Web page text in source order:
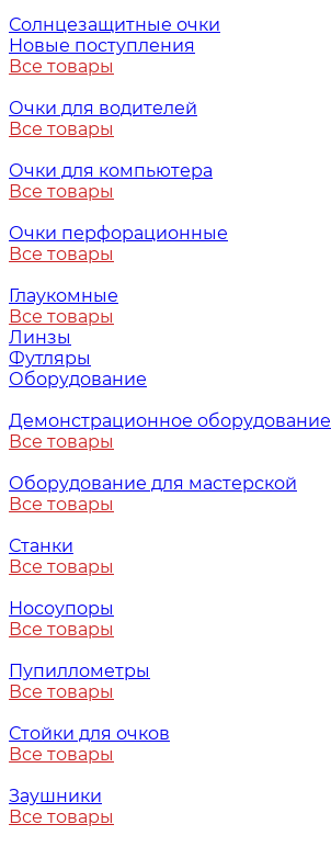
Солнцезащитные очки
Новые поступления
Все товары
Очки для водителей
Все товары
Очки для компьютера
Все товары
Очки перфорационные
Все товары
Глаукомные
Все товары
Линзы
Футляры
Оборудование
Демонстрационное оборудование
Все товары
Оборудование для мастерской
Все товары
Станки
Все товары
Носоупоры
Все товары
Пупиллометры
Все товары
Стойки для очков
Все товары
Заушники
Все товары